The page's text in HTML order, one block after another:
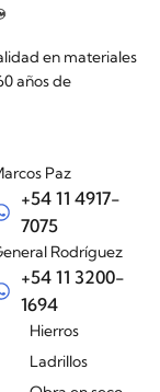
en materiales
años de
Paz
+54 11 4917-
7075
Rodríguez
+54 11 3200-
1694
Hierros
Ladrillos